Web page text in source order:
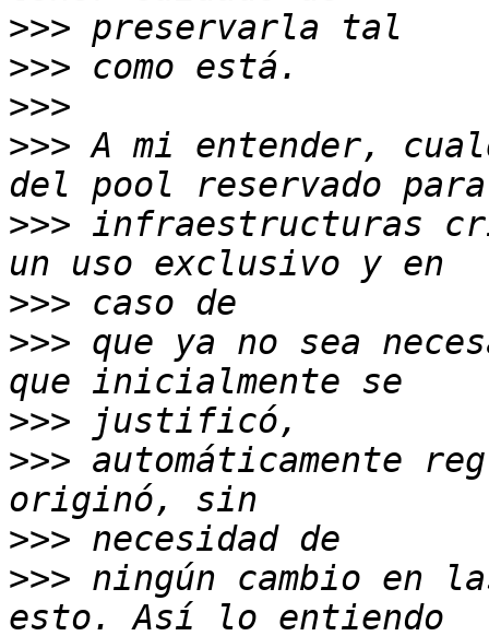
>>>
>>>
>>>
>>> A mi entender,
>>> infraestructuras
>>>
>>> que ya no sea
>>>
>>> automáticamente
>>>
>>> ningún cambio en